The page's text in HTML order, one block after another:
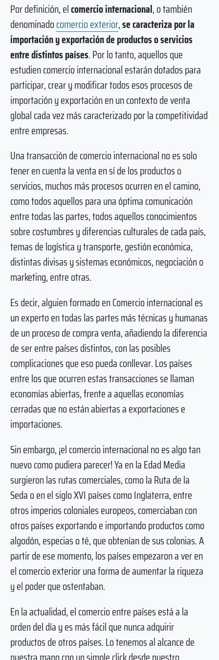
Por definición, elcomercio internacional, o también
denominadocomercio exterior,se caracteriza por la
importación y exportación de productos o servicios
entre distintos países. Por lo tanto, aquellos que
estudien comercio internacional estarán dotados para
participar, crear y modificar todos esos procesos de
importación y exportación en un contexto de venta
global cada vez más caracterizado por la competitividad
entre empresas.
Una transacción de comercio internacional no es solo
tener en cuenta la venta en sí de los productos o
servicios, muchos más procesos ocurren en el camino,
como todos aquellos para una óptima comunicación
entre todas las partes, todos aquellos conocimientos
sobre costumbres y diferencias culturales de cada país,
temas de logística y transporte, gestión económica,
distintas divisas y sistemas económicos, negociación o
marketing, entre otras.
Es decir, alguien formado en Comercio internacional es
un experto en todas las partes más técnicas y humanas
de un proceso de compra venta, añadiendo la diferencia
de ser entre países distintos, con las posibles
complicaciones que eso pueda conllevar. Los países
entre los que ocurren estas transacciones se llaman
economías abiertas, frente a aquellas economías
cerradas que no están abiertas a exportaciones e
importaciones.
Sin embargo, ¡el comercio internacional no es algo tan
nuevo como pudiera parecer! Ya en la Edad Media
surgieron las rutas comerciales, como la Ruta de la
Seda o en el siglo XVI países como Inglaterra, entre
otros imperios coloniales europeos, comerciaban con
otros países exportando e importando productos como
algodón, especias o té, que obtenían de sus colonias. A
partir de ese momento, los países empezaron a ver en
el comercio exterior una forma de aumentar la riqueza
y el poder que ostentaban.
En la actualidad, el comercio entre países está a la
orden del día y es más fácil que nunca adquirir
productos de otros países. Lo tenemos al alcance de